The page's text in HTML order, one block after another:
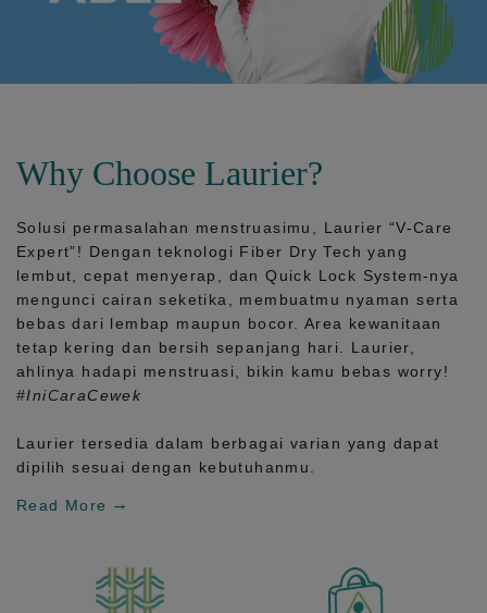
Why Choose Laurier?
Solusi permasalahan menstruasimu, Laurier “V-Care
Expert”! Dengan teknologi Fiber Dry Tech yang
lembut, cepat menyerap, danQuick Lock System-nya
mengunci cairan seketika, membuatmu nyaman serta
bebas dari lembap maupun bocor. Area kewanitaan
tetap kering dan bersih sepanjang hari.
Laurier,
ahlinya hadapi menstruasi, bikin kamu bebas worry!
#IniCaraCewek
Laurier tersedia dalam berbagai varian yang dapat
dipilih sesuai dengan kebutuhanmu.
Read More